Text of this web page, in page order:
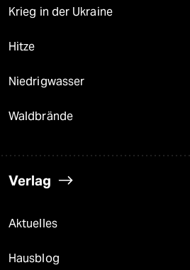
Krieg in der Ukraine
Hitze
Niedrigwasser
Waldbrände
Verlag
Aktuelles
Hausblog